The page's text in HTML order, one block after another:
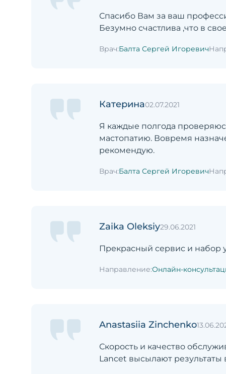
Спасибо Вам за ваш
Безумно счастлива ,что в
Врач:Балта Сергей Игоревич
Катерина02.07.2021
Я каждые полгода
мастопатию. Вовремя
рекомендую.
Врач:Балта Сергей Игоревич
Zaika Oleksiy29.06.2021
Прекрасный сервис и набор
Направление:Онлайн-
Anastasiia Zinchenko
Скорость и качество
Lancet высылают результаты